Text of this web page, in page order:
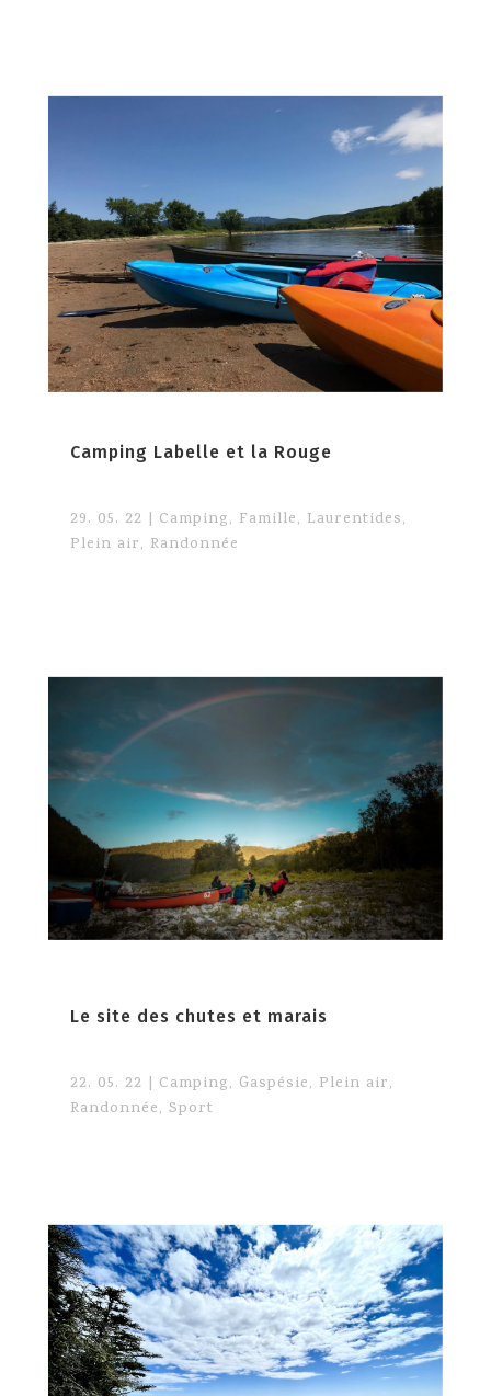
Camping Labelle et la Rouge
29. 05. 22 | Camping, Famille, Laurentides,
Plein air, Randonnée
Le site des chutes et marais
22. 05. 22 Camping, Gaspésie, Plein air,
Randonnée, Sport